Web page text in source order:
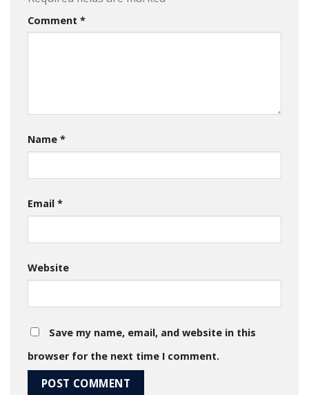
Comment *
Name *
Email *
Website
Save my name, email, and website in this
browser for the next time I comment.